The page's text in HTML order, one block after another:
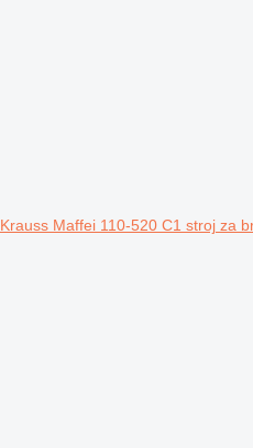
Krauss Maffei 110-520 C1 stroj za